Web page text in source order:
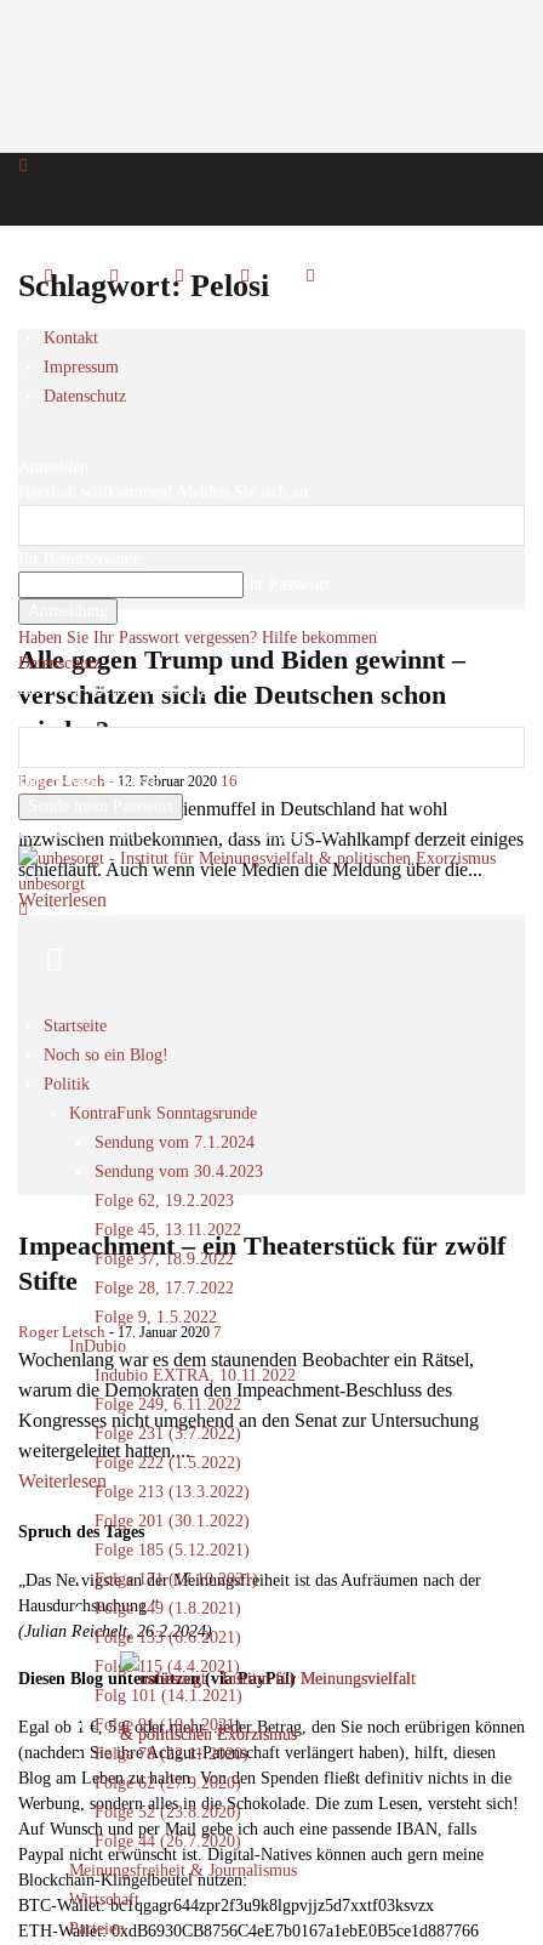
Kontakt
Impressum
Datenschutz
Haben Sie Ihr Passwort vergessen? Hilfe bekommen
Datenschutz
Passwort-Wiederherstellung
Ihre E-Mail-Adresse
Ein Passwort wird Ihnen per Email zugeschickt.
unbesorgt
Startseite
Noch so ein Blog!
Politik
KontraFunk Sonntagsrunde
Sendung vom 7.1.2024
Sendung vom 30.4.2023
Folge 62, 19.2.2023
Folge 45, 13.11.2022
Folge 37, 18.9.2022
Folge 28, 17.7.2022
Folge 9, 1.5.2022
InDubio
Indubio EXTRA, 10.11.2022
Folge 249, 6.11.2022
Folge 231 (3.7.2022)
Folge 222 (1.5.2022)
Folge 213 (13.3.2022)
Folge 201 (30.1.2022)
Folge 185 (5.12.2021)
Folge 171 (17.10.2021)
Folge 149 (1.8.2021)
Folge 133 (6.6.2021)
Folge 115 (4.4.2021)
Folg 101 (14.1.2021)
Folge 91 (10.1.2021)
Folge 78 (22.11.2020)
Folge 62 (27.9.2020)
Folge 52 (23.8.2020)
Folge 44 (26.7.2020)
Meinungsfreiheit & Journalismus
Wirtschaft
Parteien
Schlagwort: Pelosi
Alle gegen Trump und Biden gewinnt –
verschätzen sich die Deutschen schon
wieder?
Roger Letsch - 12. Februar 2020 16
Auch der größte Medienmuffel in Deutschland hat wohl
inzwischen mitbekommen, dass im US-Wahlkampf derzeit einiges
schiefläuft. Auch wenn viele Medien die Meldung über die...
Weiterlesen
Impeachment – ein Theaterstück für zwölf
Stifte
Roger Letsch - 17. Januar 2020 7
Wochenlang war es dem staunenden Beobachter ein Rätsel,
warum die Demokraten den Impeachment-Beschluss des
Kongresses nicht umgehend an den Senat zur Untersuchung
weitergeleitet hatten....
Weiterlesen
Spruch des Tages
„Das Nervigste an der Meinungsfreiheit ist das Aufräumen nach der
Hausdurchsuchung.“
(Julian Reichelt, 26.2.2024)
Diesen Blog unterstützen (via PayPal)
Egal ob 1 €, 5 € oder mehr...jeder Betrag, den Sie noch erübrigen können
(nachdem Sie ihre Achgut-Patenschaft verlängert haben), hilft, diesen
Blog am Leben zu halten. Von den Spenden fließt definitiv nichts in die
Werbung, sondern alles in die Schokolade. Die zum Lesen, versteht sich!
Auf Wunsch und per Mail gebe ich auch eine passende IBAN, falls
Paypal nicht erwünscht ist. Digital-Natives können auch gern meine
Blockchain-Klingelbeutel nutzen:
BTC-Wallet: bc1qgagr644zpr2f3u9k8lgpvjjz5d7xxtf03ksvzx
ETH-Wallet: 0xdB6930CB8756C4eE7b0167a1ebE0B5ce1d887766